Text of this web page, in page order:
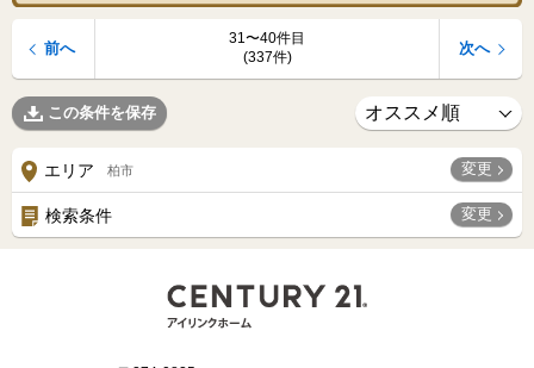
31〜40件目
(337件)
前へ 次へ
この条件を保存
エリア 柏市 変更
検索条件 変更